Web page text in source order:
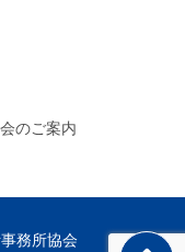
のご案内
務所協会